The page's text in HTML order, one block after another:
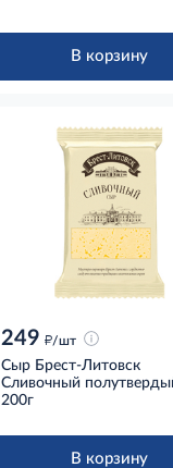
В корзину
249 д/шт
Сыр Брест-Литовск
Сливочный
200г
В корзину